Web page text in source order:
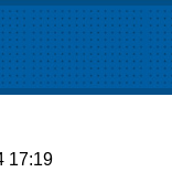
17:19